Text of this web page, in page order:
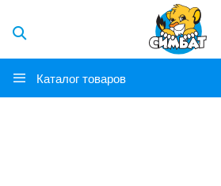
Каталог товаров